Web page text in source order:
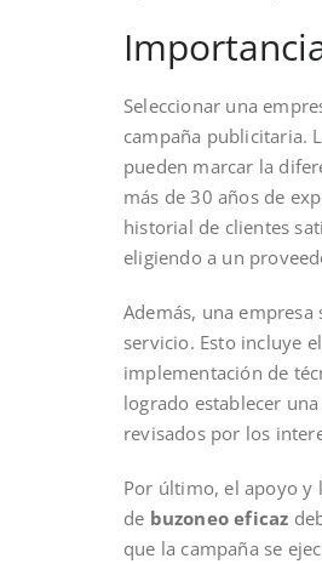
Seleccionar una
campaña publicitaria.
pueden marcar la
más de 30 años de
historial de clientes
eligiendo a un
Además, una empresa
servicio. Esto incluye
implementación de
logrado establecer
revisados por los
Por último, el apoyo y
de buzoneo eficaz
que la campaña se